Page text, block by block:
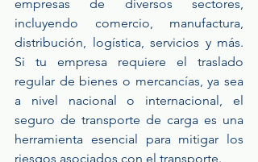
empresas de diversos sectores,
incluyendo comercio, manufactura,
distribución, logística, servicios y más.
Si tu empresa requiere el traslado
regular de bienes o mercancías, ya sea
a nivel nacional o internacional, el
seguro de transporte de carga es una
herramienta esencial para mitigar los
riesgos asociados con el transporte.